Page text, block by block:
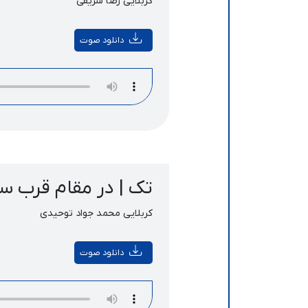
دانلود صوت
تک | در مقام قرب
کربلایی محمد جواد توحیدی
دانلود صوت